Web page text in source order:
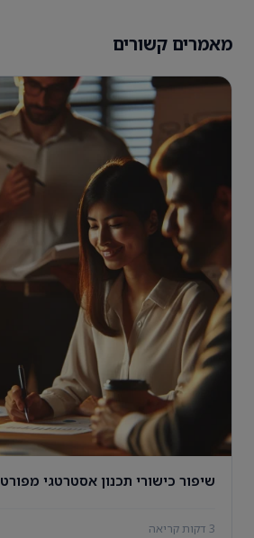
מאמרים קשורים
שיפור כישורי תכנון אסטרטגי מפורט
3 דקות קריאה